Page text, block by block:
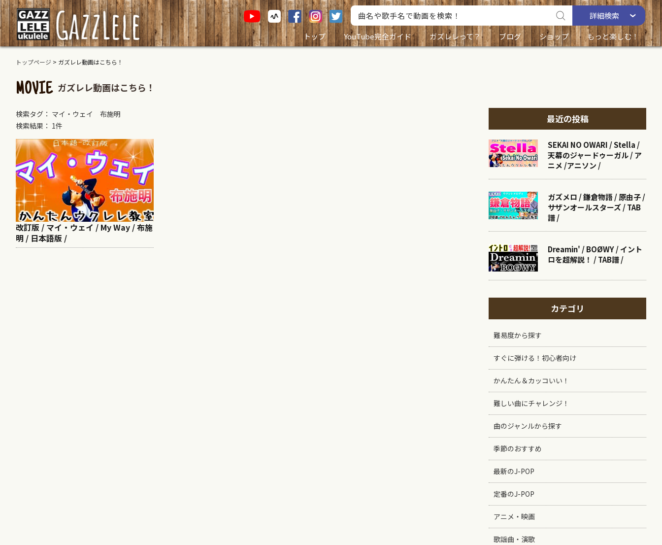
詳細検索
トップ
YouTube完全ガイド ガズレレって？ ブログ ショップ もっと楽しむ！
トップページ > ガズレレ動画はこちら！
MOVIE ガズレレ動画はこちら！
検索タグ： マイ・ウェイ 布施明
検索結果： 1件
改訂版 / マイ・ウェイ / My Way / 布施
明 / 日本語版 /
最近の投稿
SEKAI NO OWARI / Stella /
天幕のジャードゥーガル / ア
ニメ /アニソン /
ガズメロ / 鎌倉物語 / 原由子 /
サザンオールスターズ / TAB
譜 /
Dreamin' / BOØWY / イント
ロを超解説！ / TAB譜 /
カテゴリ
難易度から探す
すぐに弾ける！初心者向け
かんたん＆カッコいい！
難しい曲にチャレンジ！
曲のジャンルから探す
季節のおすすめ
最新のJ-POP
定番のJ-POP
アニメ・映画
歌謡曲・演歌